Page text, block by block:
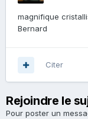
magnifique
Bernard
Citer
Rejoindre le
Pour poster un